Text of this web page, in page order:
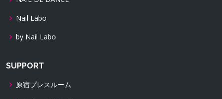
Nail Labo
by Nail Labo
SUPPORT
原宿プレスルーム